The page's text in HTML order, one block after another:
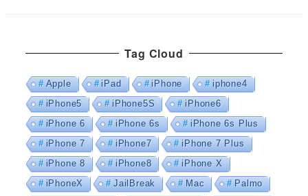
Tag Cloud
Apple iPad iPhone
iphone4
iPhone5
iPhone5S
iPhone6
iPhone 6
iPhone 6s
iPhone 6s Plus
iPhone 7
iPhone7
iPhone 7 Plus
iPhone 8
iPhone8
iPhone X
iPhoneX
JailBreak Mac
Palmo